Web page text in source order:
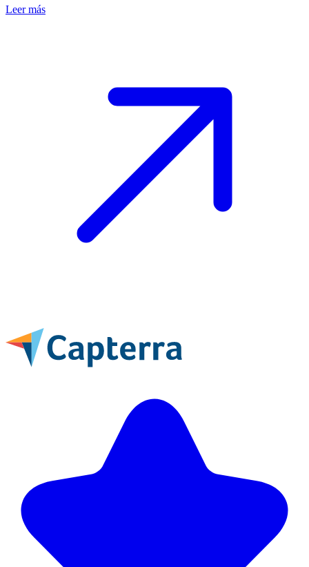
Leer más